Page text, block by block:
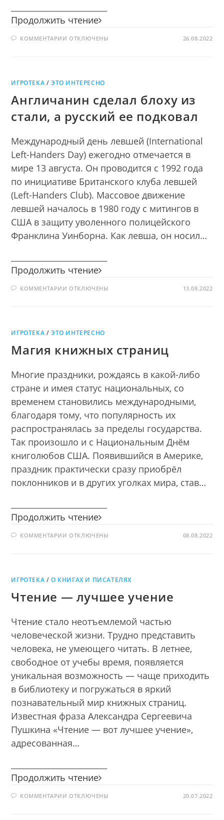
Продолжить чтение Фильм!
Фильм!
КОММЕНТАРИИ К
ОТКЛЮЧЕНЫ 26.08.2022
ИГРОТЕКА /ЭТО ИНТЕРЕСНО
Англичанин сделал блоху из
стали, а русский ее подковал
Международный день левшей (International
Left-Handers Day) ежегодно отмечается в
мире 13 августа. Он проводится с 1992 года
по инициативе Британского клуба левшей
(Left-Handers Club). Массовое движение
левшей началось в 1980 году с митингов в
США в защиту уволенного полицейского
Франклина Уинборна. Как левша, он носил…
Продолжить чтение Англичанин
блоху
русский
подковал
КОММЕНТАРИИ К
А
ЕЕ
ПОДКОВАЛ
ОТКЛЮЧЕНЫ 13.08.2022
ИГРОТЕКА /ЭТО ИНТЕРЕСНО
Магия книжных страниц
Многие праздники, рождаясь в какой-либо
стране и имея статус национальных, со
временем становились международными,
благодаря тому, что популярность их
распространялась за пределы государства.
Так произошло и с Национальным Днём
книголюбов США. Появившийся в Америке,
праздник практически сразу приобрёл
поклонников и в других уголках мира, став…
Продолжить чтение Магия
страниц
КОММЕНТАРИИ К
ОТКЛЮЧЕНЫ 08.08.2022
ИГРОТЕКА /О КНИГАХ И ПИСАТЕЛЯХ
Чтение — лучшее учение
Чтение стало неотъемлемой частью
человеческой жизни. Трудно представить
человека, не умеющего читать. В летнее,
свободное от учебы время, появляется
уникальная возможность — чаще приходить
в библиотеку и погружаться в яркий
познавательный мир книжных страниц.
Известная фраза Александра Сергеевича
Пушкина «Чтение — вот лучшее учение»,
адресованная…
Продолжить чтение Чтение
лучшее
КОММЕНТАРИИ К
ОТКЛЮЧЕНЫ 20.07.2022